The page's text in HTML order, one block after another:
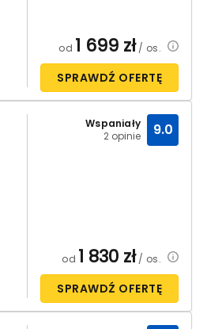
od 1 699 zł/ os.
SPRAWDŹ OFERTĘ
Wspaniały
2 opinie
9.0
od 1 830 zł/ os.
SPRAWDŹ OFERTĘ